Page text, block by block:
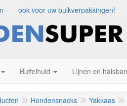
ook voor uw bulkverpakkingen!
Buffelhuid Lijnen en
Hondensnacks Yakkaas